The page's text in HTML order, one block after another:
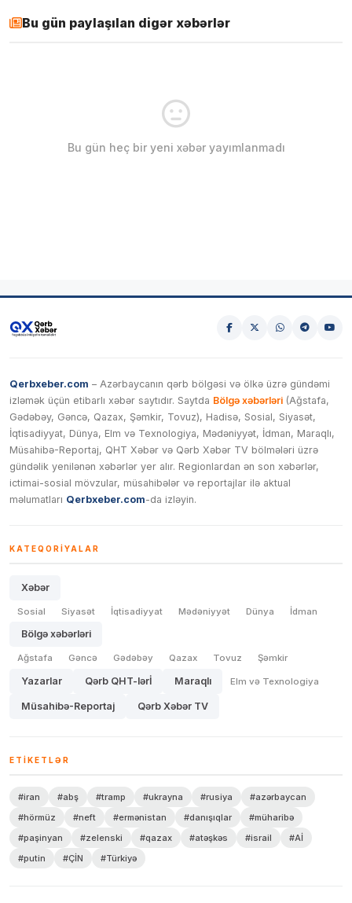
Bu gün paylaşılan digər xəbərlər
Bu gün heç bir yeni xəbər yayımlanmadı
Qerbxeber.com – Azərbaycanın qərb bölgəsi və ölkə üzrə gündəmi
izləmək üçün etibarlı xəbər saytıdır. Saytda Bölgə xəbərləri (Ağstafa,
Gədəbəy, Gəncə, Qazax, Şəmkir, Tovuz), Hadisə, Sosial, Siyasət,
İqtisadiyyat, Dünya, Elm və Texnologiya, Mədəniyyət, İdman, Maraqlı,
Müsahibə-Reportaj, QHT Xəbər və Qərb Xəbər TV bölmələri üzrə
gündəlik yenilənən xəbərlər yer alır. Regionlardan ən son xəbərlər,
ictimai-sosial mövzular, müsahibələr və reportajlar ilə aktual
məlumatları Qerbxeber.com-da izləyin.
KATEQORIYALAR
Xəbər
Sosial Siyasət İqtisadiyyat Mədəniyyət Dünya İdman
Bölgə xəbərləri
Ağstafa Gəncə Gədəbəy Qazax Tovuz Şəmkir
Yazarlar Qərb QHT-lərİ Maraqlı Elm və Texnologiya
Müsahibə-Reportaj Qərb Xəbər TV
ETIKETLƏR
#iran #abş #tramp #ukrayna #rusiya
#azərbaycan
#hörmüz
#neft #ermənistan #danışıqlar
#müharibə
#paşinyan
#zelenski #qazax #atəşkəs #israil
#Aİ
#putin
#ÇİN #Türkiyə